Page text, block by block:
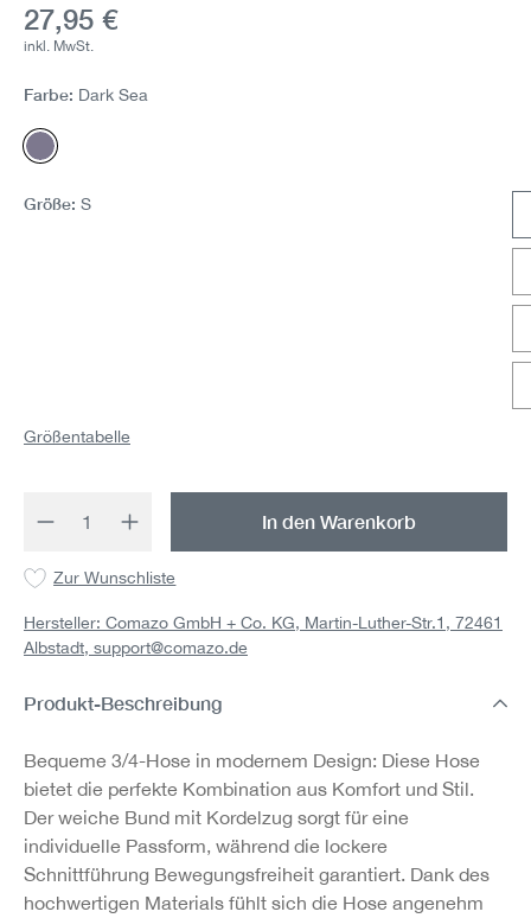
Aktueller Preis:
27,95 €
inkl. MwSt.
Farbe: Dark Sea
Dark Sea
Größe: S
Größentabelle
Produkt Anzahl: Gib den gewünschten
In den Warenkorb
Zur Wunschliste
Hersteller: Comazo GmbH + Co. KG, Martin-Luther-Str.1, 72461
Albstadt, support@comazo.de
Produkt-Beschreibung
Bequeme 3/4-Hose in modernem Design: Diese Hose
bietet die perfekte Kombination aus Komfort und Stil.
Der weiche Bund mit Kordelzug sorgt für eine
individuelle Passform, während die lockere
Schnittführung Bewegungsfreiheit garantiert. Dank des
hochwertigen Materials fühlt sich die Hose angenehm